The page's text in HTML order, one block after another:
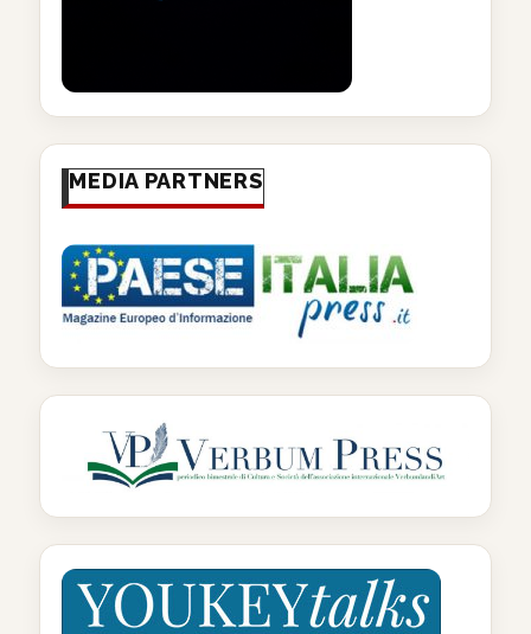
MEDIA PARTNERS